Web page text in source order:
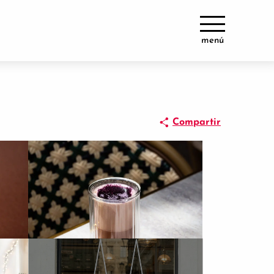
menú
Compartir